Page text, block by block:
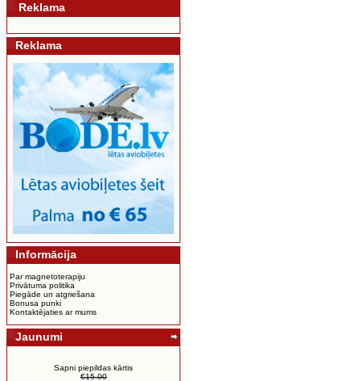
Reklama
Reklama
Informācija
Par magnetoterapiju
Privātuma politika
Piegāde un atgriešana
Bonusa punki
Kontaktējaties ar mums
Jaunumi
Sapni piepildas kārtis
€15.00